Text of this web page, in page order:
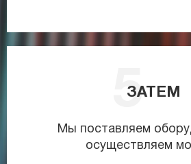
ЗАТЕМ
Мы поставляем
осуществляем